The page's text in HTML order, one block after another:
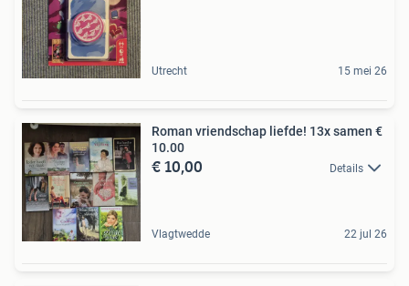
Utrecht 15 mei 26
Roman vriendschap liefde! 13x samen €
10.00
€ 10,00 Details
Vlagtwedde 22 jul 26